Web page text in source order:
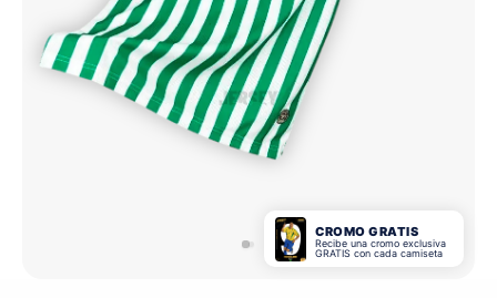
CROMO GRATIS
Recibe una cromo exclusiva
GRATIS con cada camiseta